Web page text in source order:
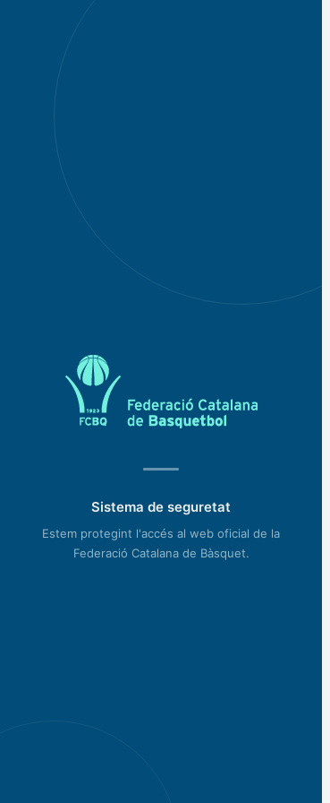
Sistema de seguretat
Estem protegint l'accés al web oficial de la
Federació Catalana de Bàsquet.